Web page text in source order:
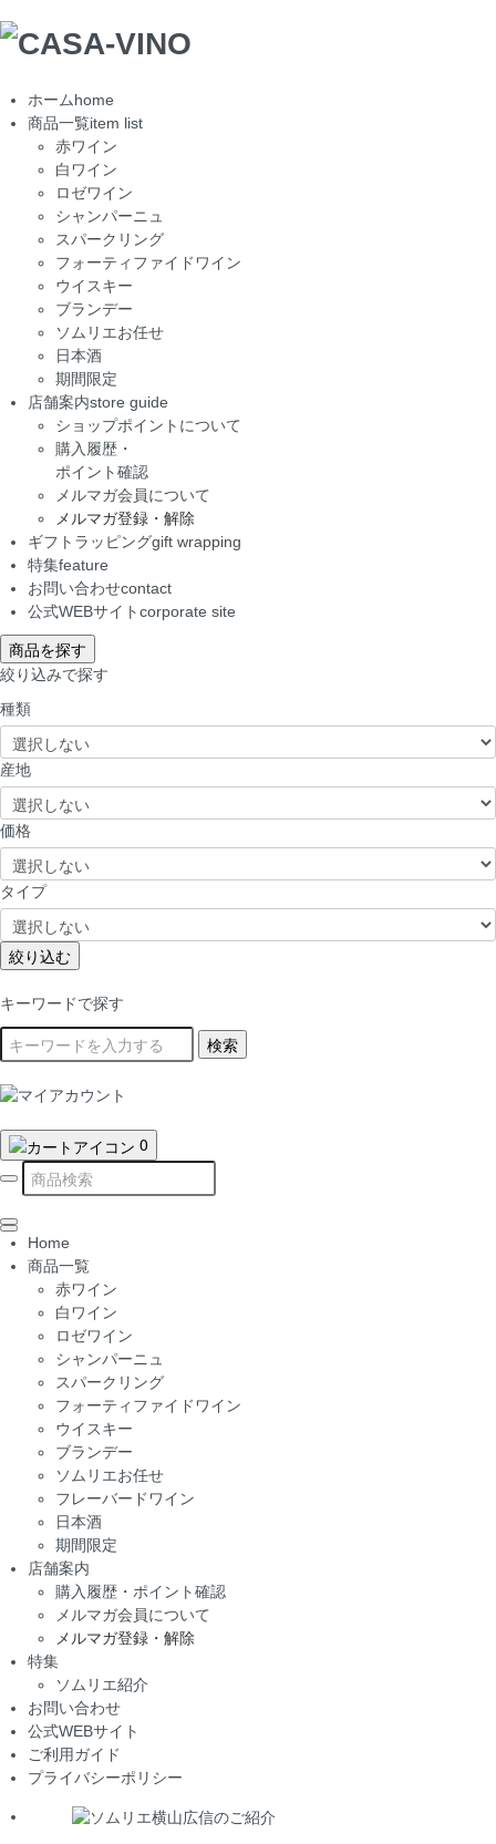
ホームhome
商品一覧item list
赤ワイン
白ワイン
ロゼワイン
シャンパーニュ
スパークリング
フォーティファイドワイン
ウイスキー
ブランデー
ソムリエお任せ
日本酒
期間限定
店舗案内store guide
ショップポイントについて
購入履歴・
ポイント確認
メルマガ会員について
メルマガ登録・解除
ギフトラッピングgift wrapping
特集feature
お問い合わせcontact
公式WEBサイトcorporate site
商品を探す
絞り込みで探す
種類
産地
価格
タイプ
絞り込む
キーワードで探す
検索
0
Home
商品一覧
赤ワイン
白ワイン
ロゼワイン
シャンパーニュ
スパークリング
フォーティファイドワイン
ウイスキー
ブランデー
ソムリエお任せ
フレーバードワイン
日本酒
期間限定
店舗案内
購入履歴・ポイント確認
メルマガ会員について
メルマガ登録・解除
特集
ソムリエ紹介
お問い合わせ
公式WEBサイト
ご利用ガイド
プライバシーポリシー